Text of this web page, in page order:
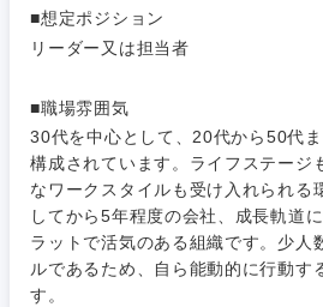
■想定ポジション
リーダー又は担当者
■職場雰囲気
30代を中心として、20代から50代
構成されています。ライフステージ
なワークスタイルも受け入れられる
してから5年程度の会社、成長軌道
ラットで活気のある組織です。少人
ルであるため、自ら能動的に行動す
す。
クリエイ
コンサル
タント
専門職
技術職
コンサルタント
技術職（IT）、Webサービス・
技術職（モノづくり）
金融専門職
建設・不動産
倉庫・運輸・物流
小売・通販・外食
IT・通信
転勤なし
フルリモート